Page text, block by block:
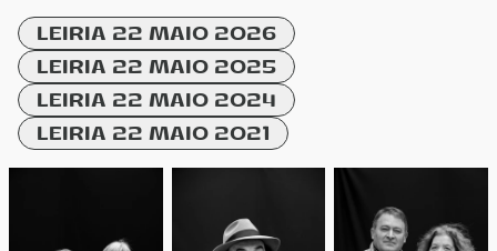
LEIRIA 22 MAIO 2026
LEIRIA 22 MAIO 2025
LEIRIA 22 MAIO 2024
LEIRIA 22 MAIO 2021